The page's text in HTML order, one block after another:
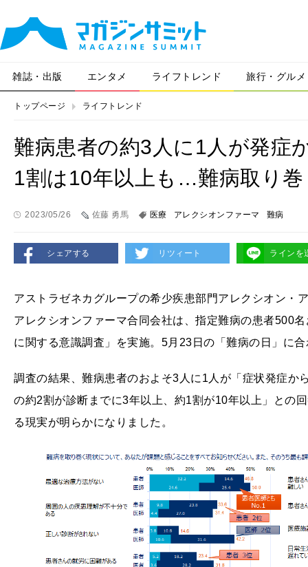
雑誌・出版 エンタメ ライフトレンド 旅行・グルメ
トップページ ライフトレンド
難病患者の約3人に1人が発症
1割は10年以上も…難病取り
2023/05/26 佐藤 勇馬 医療 アレクシオンファーマ 難病
シェアする リツィート ラインを
アストラゼネカグループの希少疾患部門アレクシオン・
アレクシオンファーマ合同会社は、指定難病の患者500
に関する意識調査」を実施。5月23日の「難病の日」に
調査の結果、難病患者のおよそ3人に1人が「症状発症か
の約2割が診断までに3年以上、約1割が10年以上」との
る現実が明らかになりました。